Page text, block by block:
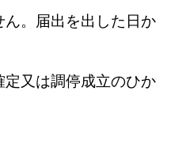
。届出を出した日か
又は調停成立のひか